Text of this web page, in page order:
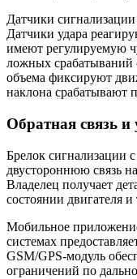
Датчики
Датчики удара
имеют регулируемую
ложных срабатываний
объема фиксируют
наклона срабатывают
Обратная связь и
Брелок сигнализации
двустороннюю связь
Владелец получает
состоянии двигателя и
Мобильное
системах
GSM/GPS-модуль
ограничений по